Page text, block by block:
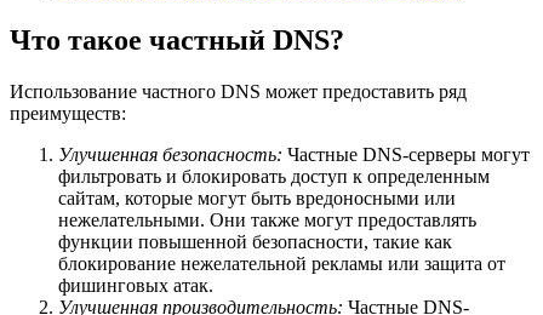
Что такое частный DNS?
Использование частного DNS может предоставить ряд
преимуществ:
Улучшенная безопасность: Частные DNS-серверы могут
фильтровать и блокировать доступ к определенным
сайтам, которые могут быть вредоносными или
нежелательными. Они также могут предоставлять
функции повышенной безопасности, такие как
блокирование нежелательной рекламы или защита от
фишинговых атак.
Улучшенная производительность: Частные DNS-